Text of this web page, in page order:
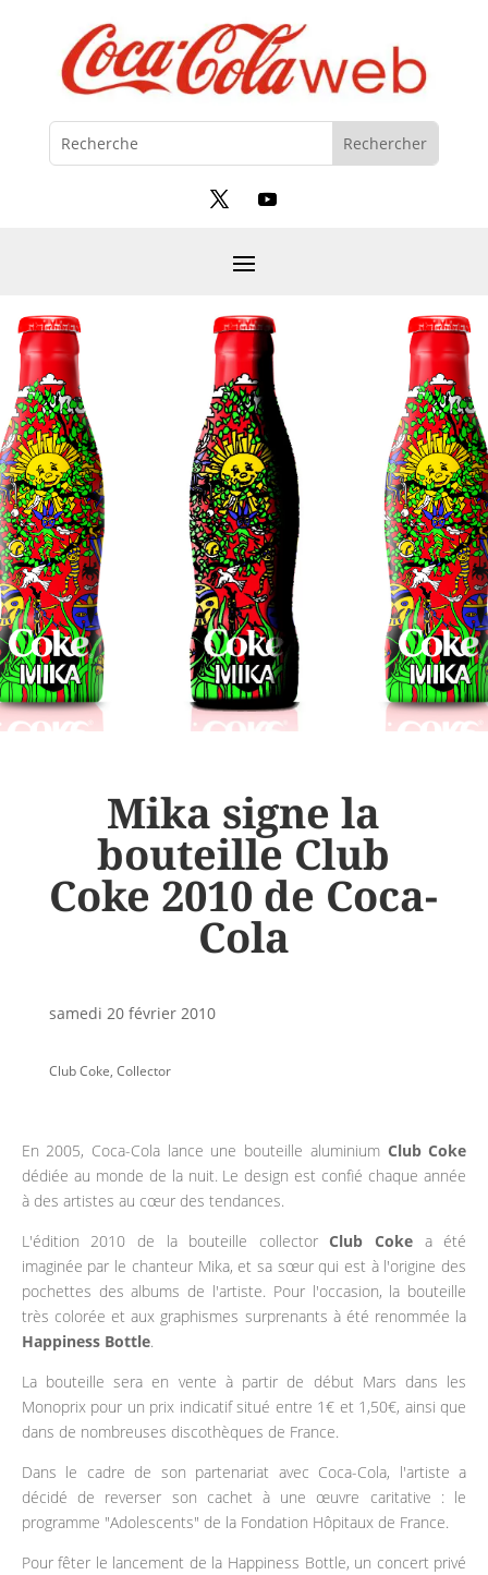
Mika signe la
bouteille Club
Coke 2010 de Coca-
Cola
samedi 20 février 2010
Club Coke, Collector
En 2005, Coca-Cola lance une bouteille aluminium Club Coke
dédiée au monde de la nuit. Le design est confié chaque année
à des artistes au cœur des tendances.
L'édition 2010 de la bouteille collectorClub Coke a été
imaginée par le chanteur Mika, et sa sœur qui est à l'origine des
pochettes des albums de l'artiste. Pour l'occasion, la bouteille
très colorée et aux graphismes surprenants à été renommée la
Happiness Bottle.
La bouteille sera en vente à partir de début Mars dans les
Monoprix pour un prix indicatif situé entre 1€ et 1,50€, ainsi que
dans de nombreuses discothèques de France.
Dans le cadre de son partenariat avec Coca-Cola, l'artiste a
décidé de reverser son cachet à une œuvre caritative : le
programme "Adolescents" de la Fondation Hôpitaux de France.
Pour fêter le lancement de la Happiness Bottle, un concert privé